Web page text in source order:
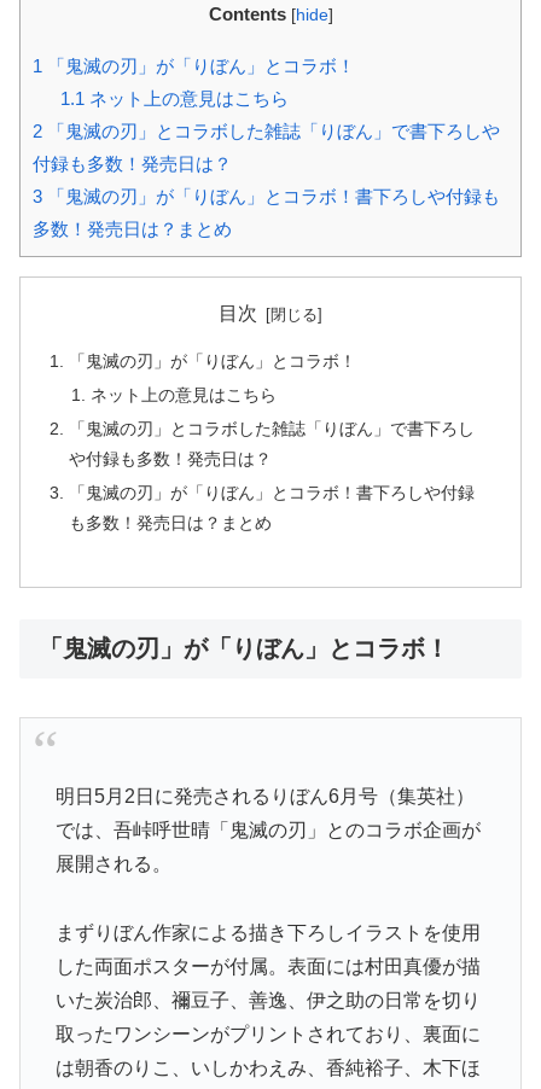
Contents [hide]
1 「鬼滅の刃」が「りぼん」とコラボ！
1.1 ネット上の意見はこちら
2 「鬼滅の刃」とコラボした雑誌「りぼん」で書下ろしや
付録も多数！発売日は？
3 「鬼滅の刃」が「りぼん」とコラボ！書下ろしや付録も
多数！発売日は？まとめ
目次
「鬼滅の刃」が「りぼん」とコラボ！
ネット上の意見はこちら
「鬼滅の刃」とコラボした雑誌「りぼん」で書下ろし
や付録も多数！発売日は？
「鬼滅の刃」が「りぼん」とコラボ！書下ろしや付録
も多数！発売日は？まとめ
「鬼滅の刃」が「りぼん」とコラボ！
明日5月2日に発売されるりぼん6月号（集英社）
では、吾峠呼世晴「鬼滅の刃」とのコラボ企画が
展開される。
まずりぼん作家による描き下ろしイラストを使用
した両面ポスターが付属。表面には村田真優が描
いた炭治郎、禰豆子、善逸、伊之助の日常を切り
取ったワンシーンがプリントされており、裏面に
は朝香のりこ、いしかわえみ、香純裕子、木下ほ